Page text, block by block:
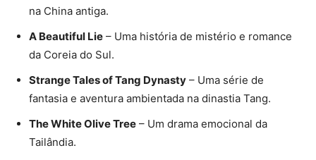
na China antiga.
A Beautiful Lie – Uma história de mistério e romance
da Coreia do Sul.
Strange Tales of Tang Dynasty – Uma série de
fantasia e aventura ambientada na dinastia Tang.
The White Olive Tree – Um drama emocional da
Tailândia.